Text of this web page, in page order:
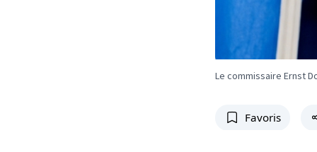
Le commissaire Ernst
Favoris